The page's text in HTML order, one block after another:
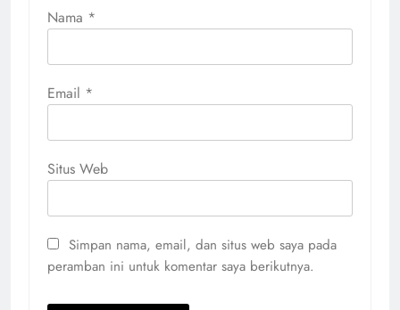
Nama *
Email *
Situs Web
Simpan nama, email, dan situs web saya pada
peramban ini untuk komentar saya berikutnya.